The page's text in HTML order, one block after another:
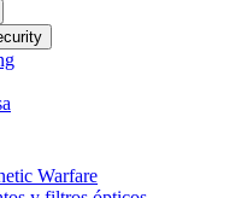
Warfare